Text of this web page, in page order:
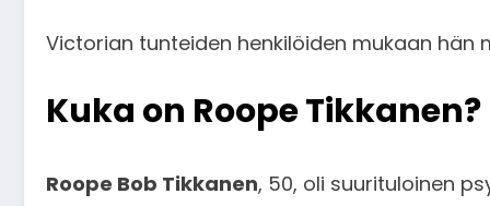
Victorian tunteiden henkilöiden mukaan hän
Kuka on Roope Tikkanen?
Roope Bob Tikkanen, 50, oli suurituloinen